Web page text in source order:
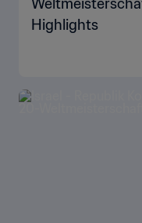
Highlights